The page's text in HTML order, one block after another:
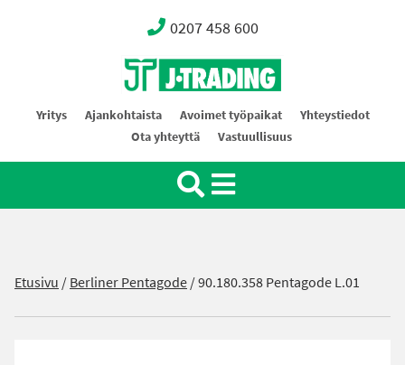
0207 458 600
Oy J-Trading Ab
Yritys Ajankohtaista Avoimet työpaikat
Yhteystiedot
Ota yhteyttä
Vastuullisuus
Etusivu /Berliner Pentagode/90.180.358 Pentagode L.01